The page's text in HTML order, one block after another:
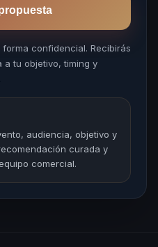
confidencial. Recibirás
tu objetivo, timing y
audiencia, objetivo y
curada y
comercial.